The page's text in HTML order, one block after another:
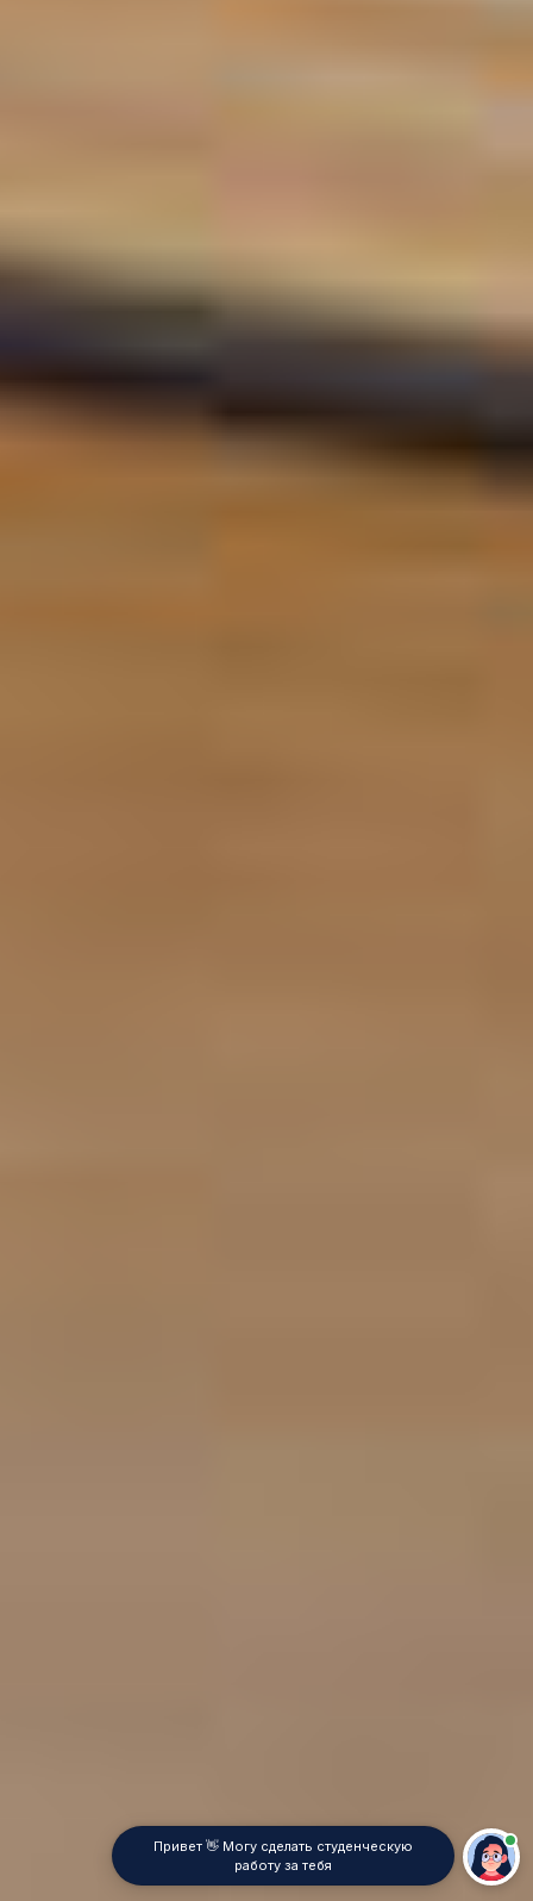
Привет 👋 Могу сделать студенческую
работу за тебя